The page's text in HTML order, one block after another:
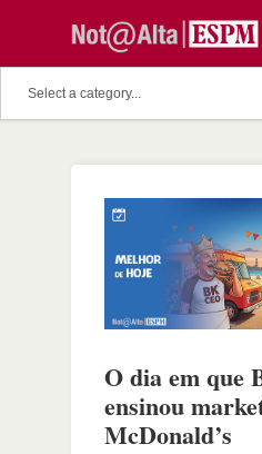
O dia em que
ensinou
McDonald’s